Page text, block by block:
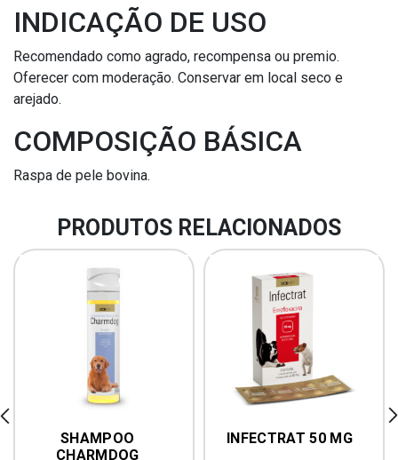
INDICAÇÃO DE USO
Recomendado como agrado, recompensa ou premio.
Oferecer com moderação. Conservar em local seco e
arejado.
COMPOSIÇÃO BÁSICA
Raspa de pele bovina.
PRODUTOS RELACIONADOS
SHAMPOO
CHARMDOG
INFECTRAT 50 MG